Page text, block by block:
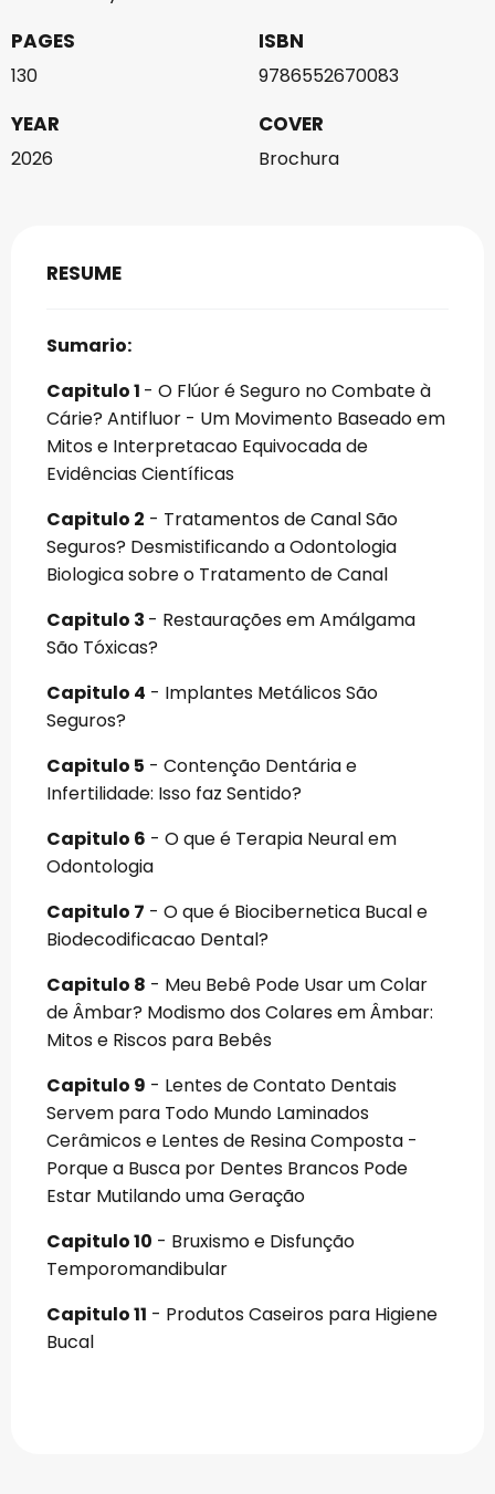
PAGES
130
ISBN
9786552670083
YEAR
2026
COVER
Brochura
RESUME
Sumario:
Capitulo 1 - O Flúor é Seguro no Combate à
Cárie? Antifluor - Um Movimento Baseado em
Mitos e Interpretacao Equivocada de
Evidências Científicas
Capitulo 2 - Tratamentos de Canal São
Seguros? Desmistificando a Odontologia
Biologica sobre o Tratamento de Canal
Capitulo 3 - Restaurações em Amálgama
São Tóxicas?
Capitulo 4 - Implantes Metálicos São
Seguros?
Capitulo 5 - Contenção Dentária e
Infertilidade: Isso faz Sentido?
Capitulo 6 - O que é Terapia Neural em
Odontologia
Capitulo 7 - O que é Biocibernetica Bucal e
Biodecodificacao Dental?
Capitulo 8 - Meu Bebê Pode Usar um Colar
de Âmbar? Modismo dos Colares em Âmbar:
Mitos e Riscos para Bebês
Capitulo 9 - Lentes de Contato Dentais
Servem para Todo Mundo Laminados
Cerâmicos e Lentes de Resina Composta -
Porque a Busca por Dentes Brancos Pode
Estar Mutilando uma Geração
Capitulo 10 - Bruxismo e Disfunção
Temporomandibular
Capitulo 11 - Produtos Caseiros para Higiene
Bucal